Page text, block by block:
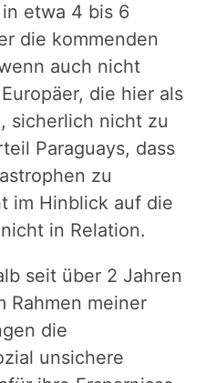
etwa 4 bis 6
die kommenden
auch nicht
die hier als
sicherlich nicht zu
Paraguays, dass
zu
im Hinblick auf die
in Relation.
seit über 2 Jahren
Rahmen meiner
die
unsichere